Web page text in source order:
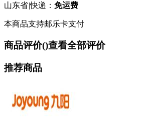
山东省|快递： 免运费
本商品支持邮乐卡支付
商品评价()查看全部评价
推荐商品